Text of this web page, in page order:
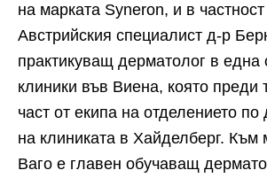
на марката Syneron, и в частност
Австрийския специалист д-р
практикуващ дерматолог в
клиники във Виена, която преди
част от екипа на отделението по
на клиниката в Хайделберг. Към
Ваго е главен обучаващ